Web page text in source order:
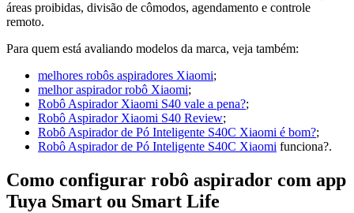
áreas proibidas, divisão de cômodos, agendamento e controle
remoto.
Para quem está avaliando modelos da marca, veja também:
melhores robôs aspiradores Xiaomi;
melhor aspirador robô Xiaomi;
Robô Aspirador Xiaomi S40 vale a pena?;
Robô Aspirador Xiaomi S40 Review;
Robô Aspirador de Pó Inteligente S40C Xiaomi é bom?;
Robô Aspirador de Pó Inteligente S40C Xiaomi funciona?.
Como configurar robô aspirador com app
Tuya Smart ou Smart Life